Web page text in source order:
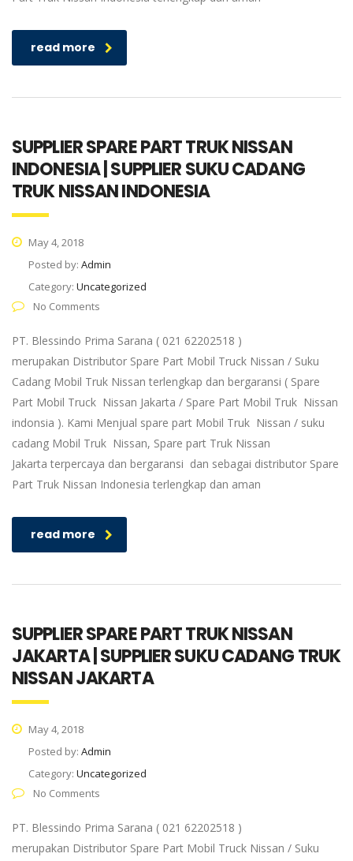
read more
SUPPLIER SPARE PART TRUK NISSAN
INDONESIA | SUPPLIER SUKU CADANG
TRUK NISSAN INDONESIA
May 4, 2018
Posted by: Admin
Category: Uncategorized
No Comments
PT. Blessindo Prima Sarana ( 021 62202518 )
merupakan Distributor Spare Part Mobil Truck Nissan / Suku
Cadang Mobil Truk Nissan terlengkap dan bergaransi ( Spare
Part Mobil Truck Nissan Jakarta / Spare Part Mobil Truk Nissan
indonsia ). Kami Menjual spare part Mobil Truk Nissan / suku
cadang Mobil Truk Nissan, Spare part Truk Nissan
Jakarta terpercaya dan bergaransi dan sebagai distributor Spare
Part Truk Nissan Indonesia terlengkap dan aman
read more
SUPPLIER SPARE PART TRUK NISSAN
JAKARTA | SUPPLIER SUKU CADANG TRUK
NISSAN JAKARTA
May 4, 2018
Posted by: Admin
Category: Uncategorized
No Comments
PT. Blessindo Prima Sarana ( 021 62202518 )
merupakan Distributor Spare Part Mobil Truck Nissan / Suku